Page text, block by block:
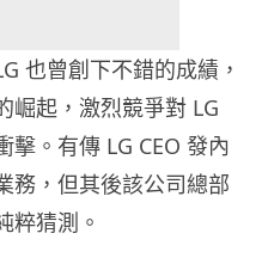
也曾創下不錯的成績，
崛起，激烈競爭對 LG
。有傳 LG CEO 發內
務，但其後該公司總部
粹猜測。